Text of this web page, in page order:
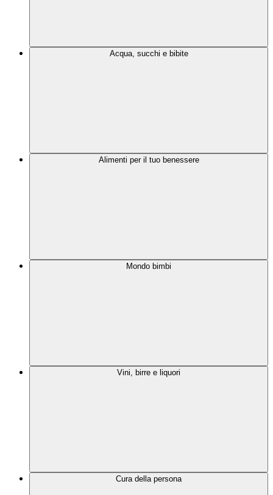
Acqua, succhi e bibite
Alimenti per il tuo benessere
Mondo bimbi
Vini, birre e liquori
Cura della persona